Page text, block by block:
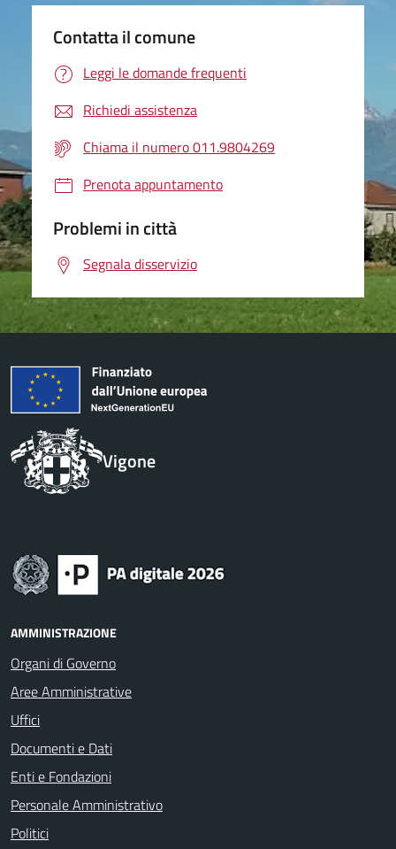
Contatta il comune
Leggi le domande frequenti
Richiedi assistenza
Chiama il numero 011.9804269
Prenota appuntamento
Problemi in città
Segnala disservizio
Vigone
AMMINISTRAZIONE
Organi di Governo
Aree Amministrative
Uffici
Documenti e Dati
Enti e Fondazioni
Personale Amministrativo
Politici